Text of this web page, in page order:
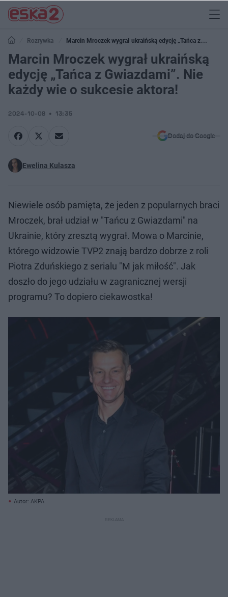
Rozrywka
Marcin Mroczek wygrał ukraińską edycję „Tańca z
Gwiazdami”. Nie każdy wie o sukcesie aktora!
Marcin Mroczek wygrał ukraińską
edycję „Tańca z Gwiazdami”. Nie
każdy wie o sukcesie aktora!
2024-10-08 13:35
Dodaj do Google
Ewelina Kulasza
Niewiele osób pamięta, że jeden z popularnych braci
Mroczek, brał udział w "Tańcu z Gwiazdami" na
Ukrainie, który zresztą wygrał. Mowa o Marcinie,
którego widzowie TVP2 znają bardzo dobrze z roli
Piotra Zduńskiego z serialu "M jak miłość". Jak
doszło do jego udziału w zagranicznej wersji
programu? To dopiero ciekawostka!
Autor: AKPA